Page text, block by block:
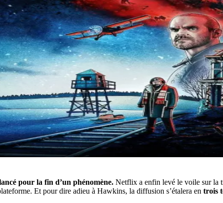
pour la fin d’un phénomène. Netflix a enfin levé le voile sur la
Et pour dire adieu à Hawkins, la diffusion s’étalera en trois